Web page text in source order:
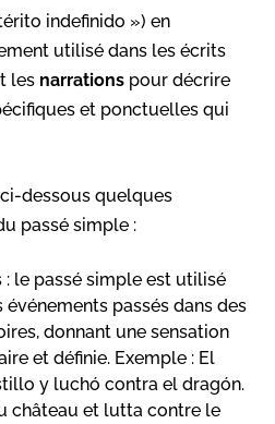
indefinido ») en
utilisé dans les écrits
les narrations pour décrire
et ponctuelles qui
dessous quelques
passé simple :
: le passé simple est utilisé
passés dans des
donnant une sensation
et définie. Exemple : El
y luchó contra el dragón.
château et lutta contre le